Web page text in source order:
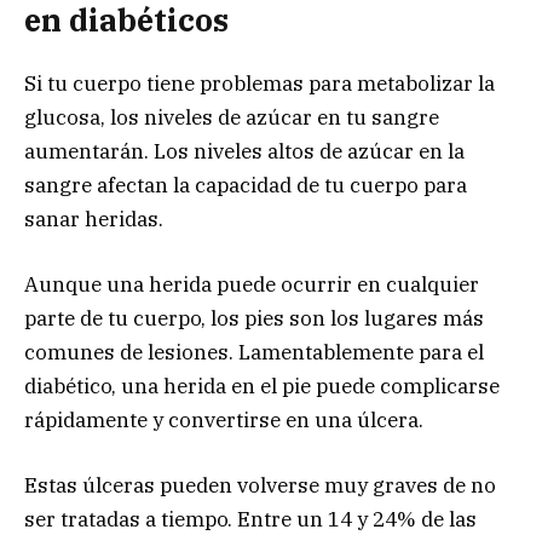
en diabéticos
Si tu cuerpo tiene problemas para metabolizar la
glucosa, los niveles de azúcar en tu sangre
aumentarán. Los niveles altos de azúcar en la
sangre afectan la capacidad de tu cuerpo para
sanar heridas.
Aunque una herida puede ocurrir en cualquier
parte de tu cuerpo, los pies son los lugares más
comunes de lesiones. Lamentablemente para el
diabético, una herida en el pie puede complicarse
rápidamente y convertirse en una úlcera.
Estas úlceras pueden volverse muy graves de no
ser tratadas a tiempo. Entre un 14 y 24% de las